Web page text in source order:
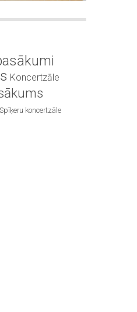
Koncertzāle
Spīķeru koncertzāle